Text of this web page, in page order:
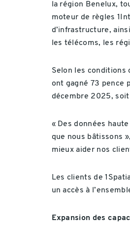
la région Benelux,
moteur de règles
d’infrastructure,
les télécoms, les
Selon les conditions
ont gagné 73 pence
décembre 2025, soit
« Des données
que nous bâtissons
mieux aider nos
Les clients de
un accès à
Expansion des